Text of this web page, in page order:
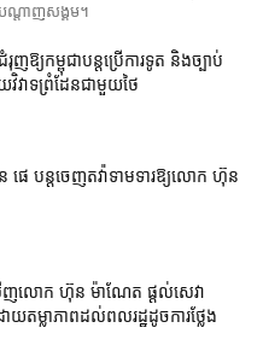
ណ្ដាញ​សង្គម។
ញ​ឱ្យ​កម្ពុជា​បន្ត​ប្រើ​ការទូត និង​ច្បាប់​
វិវាទ​ព្រំដែន​ជាមួយ​ថៃ
ផេ បន្ត​ចេញ​តវ៉ា​ទាមទារ​ឱ្យ​លោក ហ៊ុន
ញ​លោក ហ៊ុន ម៉ាណែត ផ្ដល់​សេវា​
តម្លាភាព​ដល់​ពលរដ្ឋ​ដូច​ការ​ថ្លែង​